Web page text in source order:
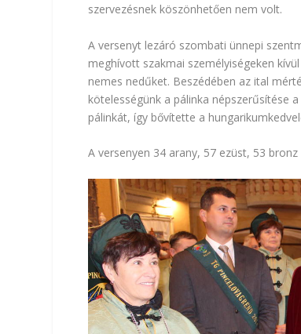
szervezésnek köszönhetően nem volt.
A versenyt lezáró szombati ünnepi
meghívott szakmai személyiségeken
nemes nedűket. Beszédében az ital
kötelességünk a pálinka népszerűsítése
pálinkát, így bővítette a
A versenyen 34 arany, 57 ezüst, 53